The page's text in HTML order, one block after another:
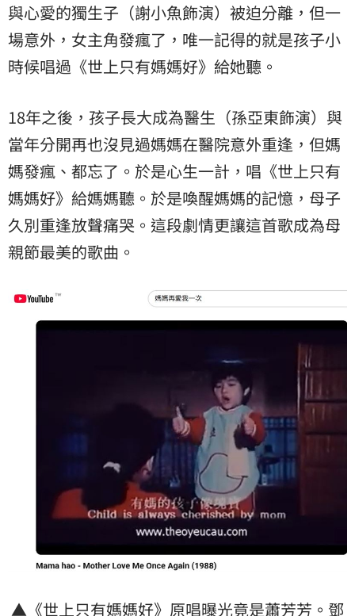
與心愛的獨生子（謝小魚飾演）被迫分離，但一
場意外，女主角發瘋了，唯一記得的就是孩子小
時候唱過《世上只有媽媽好》給她聽。
18年之後，孩子長大成為醫生（孫亞東飾演）與
當年分開再也沒見過媽媽在醫院意外重逢，但媽
媽發瘋、都忘了。於是心生一計，唱《世上只有
媽媽好》給媽媽聽。於是喚醒媽媽的記憶，母子
久別重逢放聲痛哭。這段劇情更讓這首歌成為母
親節最美的歌曲。
▲《世上只有媽媽好》原唱曝光竟是蕭芳芳。鄧